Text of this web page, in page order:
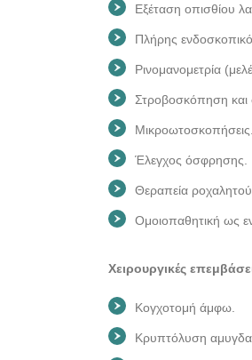
Εξέταση οπισθίου
Πλήρης
Ρινομανομετρία
Στροβοσκόπηση και
Μικροωτοσκοπήσεις.
Έλεγχος όσφρησης.
Θεραπεία ροχαλητού
Ομοιοπαθητική ως
Χειρουργικές
Κογχοτομή άμφω.
Κρυπτόλυση